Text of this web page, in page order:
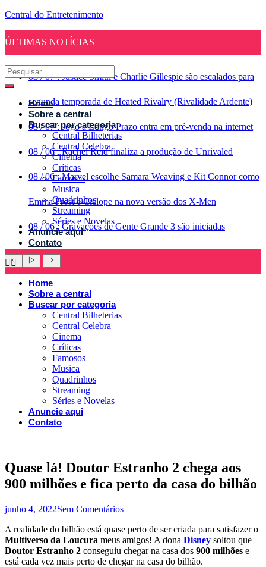
Central do Entretenimento
ÚLTIMAS NOTÍCIAS
08 / 07 : Justice Smith e Charlie Gillespie são escalados para
segunda temporada de Heated Rivalry (Rivalidade Ardente)
08 / 07 : Jogo a Longo Prazo entra em pré-venda na internet
08 / 06 : Rachel Reid finaliza a produção de Unrivaled
08 / 06 : Marvel escolhe Samara Weaving e Kit Connor como
Emma Frost e Ciclope na nova versão dos X-Men
08 / 06 : Gravações de Gente Grande 3 são iniciadas
Home
Sobre a central
Buscar por categoria
Central Bilheterias
Central Celebra
Cinema
Críticas
Famosos
Musica
Quadrinhos
Streaming
Séries e Novelas
Anuncie aqui
Contato
Home
Sobre a central
Buscar por categoria
Central Bilheterias
Central Celebra
Cinema
Críticas
Famosos
Musica
Quadrinhos
Streaming
Séries e Novelas
Anuncie aqui
Contato
Quase lá! Doutor Estranho 2 chega aos
900 milhões e fica perto da casa do bilhão
junho 4, 2022Sem Comentários
A realidade do bilhão está quase perto de ser criada para satisfazer o
Multiverso da Loucura meus amigos! A dona Disney soltou que
Doutor Estranho 2 conseguiu chegar na casa dos 900 milhões e
está cada vez mais perto de chegar na casa do bilhão.